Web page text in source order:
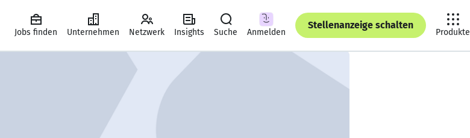
Jobs finden Unternehmen Netzwerk Insights Suche Anmelden
Stellenanzeige schalten
Produkte